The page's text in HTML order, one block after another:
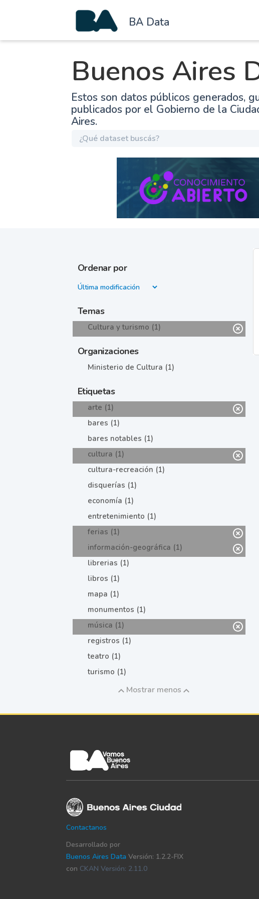
BA Data
Buenos Aires
Estos son datos públicos generados,
publicados por el Gobierno de la
Aires.
Ordenar por
Temas
Cultura y turismo (1)
Organizaciones
Ministerio de Cultura (1)
Etiquetas
arte (1)
bares (1)
bares notables (1)
cultura (1)
cultura-recreación (1)
disquerías (1)
economía (1)
entretenimiento (1)
ferias (1)
información-geográfica (1)
librerias (1)
libros (1)
mapa (1)
monumentos (1)
música (1)
registros (1)
teatro (1)
turismo (1)
Mostrar menos
Contactanos
Desarrollado por
Buenos Aires Data Versión: 1.2.2-FIX
con CKAN Versión: 2.11.0